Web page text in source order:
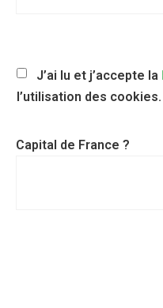
J’ai lu et j’accepte la
l’utilisation des cookies.
Capital de France ?